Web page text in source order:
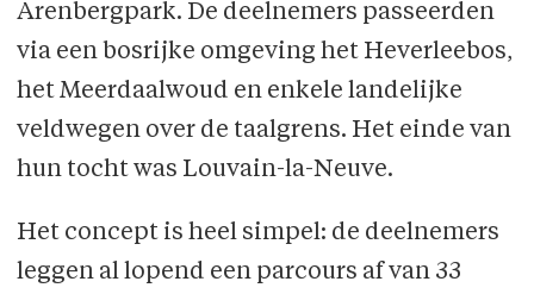
Arenbergpark. De deelnemers passeerden
via een bosrijke omgeving het Heverleebos,
het Meerdaalwoud en enkele landelijke
veldwegen over de taalgrens. Het einde van
hun tocht was Louvain-la-Neuve.
Het concept is heel simpel: de deelnemers
leggen al lopend een parcours af van 33